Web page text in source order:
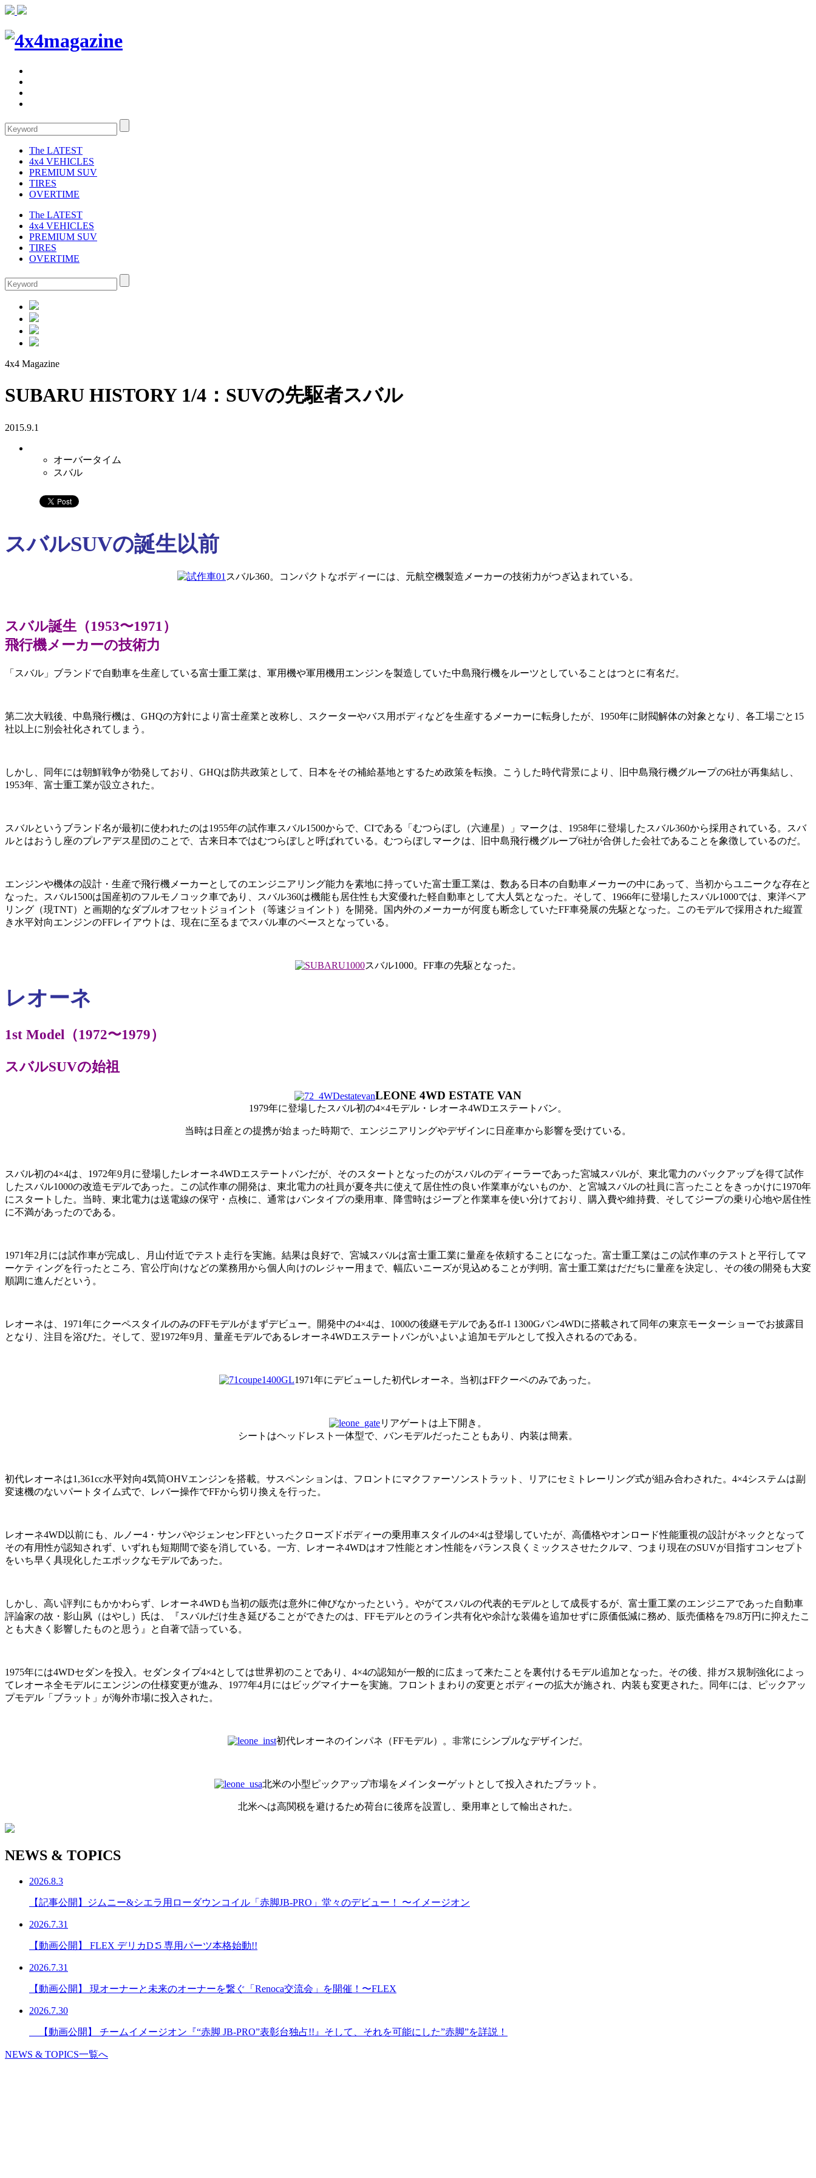
The LATEST
4x4 VEHICLES
PREMIUM SUV
TIRES
OVERTIME
The LATEST
4x4 VEHICLES
PREMIUM SUV
TIRES
OVERTIME
4x4 Magazine
SUBARU HISTORY 1/4：SUVの先駆者スバル
2015.9.1
オーバータイム
スバル
スバルSUVの誕生以前
スバル360。コンパクトなボディーには、元航空機製造メーカーの技術力がつぎ込まれている。
スバル誕生（1953〜1971）
飛行機メーカーの技術力
「スバル」ブランドで自動車を生産している富士重工業は、軍用機や軍用機用エンジンを製造していた中島飛行機をルーツとしていることはつとに有名だ。
第二次大戦後、中島飛行機は、GHQの方針により富士産業と改称し、スクーターやバス用ボディなどを生産するメーカーに転身したが、1950年に財閥解体の対象となり、各工場ごと15
社以上に別会社化されてしまう。
しかし、同年には朝鮮戦争が勃発しており、GHQは防共政策として、日本をその補給基地とするため政策を転換。こうした時代背景により、旧中島飛行機グループの6社が再集結し、
1953年、富士重工業が設立された。
スバルというブランド名が最初に使われたのは1955年の試作車スバル1500からで、CIである「むつらぼし（六連星）」マークは、1958年に登場したスバル360から採用されている。スバ
ルとはおうし座のプレアデス星団のことで、古来日本ではむつらぼしと呼ばれている。むつらぼしマークは、旧中島飛行機グループ6社が合併した会社であることを象徴しているのだ。
エンジンや機体の設計・生産で飛行機メーカーとしてのエンジニアリング能力を素地に持っていた富士重工業は、数ある日本の自動車メーカーの中にあって、当初からユニークな存在と
なった。スバル1500は国産初のフルモノコック車であり、スバル360は機能も居住性も大変優れた軽自動車として大人気となった。そして、1966年に登場したスバル1000では、東洋ベア
リング（現TNT）と画期的なダブルオフセットジョイント（等速ジョイント）を開発。国内外のメーカーが何度も断念していたFF車発展の先駆となった。このモデルで採用された縦置
き水平対向エンジンのFFレイアウトは、現在に至るまでスバル車のベースとなっている。
スバル1000。FF車の先駆となった。
レオーネ
1st Model（1972〜1979）
スバルSUVの始祖
LEONE 4WD ESTATE VAN
1979年に登場したスバル初の4×4モデル・レオーネ4WDエステートバン。
当時は日産との提携が始まった時期で、エンジニアリングやデザインに日産車から影響を受けている。
スバル初の4×4は、1972年9月に登場したレオーネ4WDエステートバンだが、そのスタートとなったのがスバルのディーラーであった宮城スバルが、東北電力のバックアップを得て試作
したスバル1000の改造モデルであった。この試作車の開発は、東北電力の社員が夏冬共に使えて居住性の良い作業車がないものか、と宮城スバルの社員に言ったことをきっかけに1970年
にスタートした。当時、東北電力は送電線の保守・点検に、通常はバンタイプの乗用車、降雪時はジープと作業車を使い分けており、購入費や維持費、そしてジープの乗り心地や居住性
に不満があったのである。
1971年2月には試作車が完成し、月山付近でテスト走行を実施。結果は良好で、宮城スバルは富士重工業に量産を依頼することになった。富士重工業はこの試作車のテストと平行してマ
ーケティングを行ったところ、官公庁向けなどの業務用から個人向けのレジャー用まで、幅広いニーズが見込めることが判明。富士重工業はだだちに量産を決定し、その後の開発も大変
順調に進んだという。
レオーネは、1971年にクーペスタイルのみのFFモデルがまずデビュー。開発中の4×4は、1000の後継モデルであるff-1 1300Gバン4WDに搭載されて同年の東京モーターショーでお披露目
となり、注目を浴びた。そして、翌1972年9月、量産モデルであるレオーネ4WDエステートバンがいよいよ追加モデルとして投入されるのである。
1971年にデビューした初代レオーネ。当初はFFクーペのみであった。
リアゲートは上下開き。
シートはヘッドレスト一体型で、バンモデルだったこともあり、内装は簡素。
初代レオーネは1,361cc水平対向4気筒OHVエンジンを搭載。サスペンションは、フロントにマクファーソンストラット、リアにセミトレーリング式が組み合わされた。4×4システムは副
変速機のないパートタイム式で、レバー操作でFFから切り換えを行った。
レオーネ4WD以前にも、ルノー4・サンパやジェンセンFFといったクローズドボディーの乗用車スタイルの4×4は登場していたが、高価格やオンロード性能重視の設計がネックとなって
その有用性が認知されず、いずれも短期間で姿を消している。一方、レオーネ4WDはオフ性能とオン性能をバランス良くミックスさせたクルマ、つまり現在のSUVが目指すコンセプト
をいち早く具現化したエポックなモデルであった。
しかし、高い評判にもかかわらず、レオーネ4WDも当初の販売は意外に伸びなかったという。やがてスバルの代表的モデルとして成長するが、富士重工業のエンジニアであった自動車
評論家の故・影山夙（はやし）氏は、『スバルだけ生き延びることができたのは、FFモデルとのライン共有化や余計な装備を追加せずに原価低減に務め、販売価格を79.8万円に抑えたこ
とも大きく影響したものと思う』と自著で語っている。
1975年には4WDセダンを投入。セダンタイプ4×4としては世界初のことであり、4×4の認知が一般的に広まって来たことを裏付けるモデル追加となった。その後、排ガス規制強化によっ
てレオーネ全モデルにエンジンの仕様変更が進み、1977年4月にはビッグマイナーを実施。フロントまわりの変更とボディーの拡大が施され、内装も変更された。同年には、ピックアッ
プモデル「ブラット」が海外市場に投入された。
初代レオーネのインパネ（FFモデル）。非常にシンプルなデザインだ。
北米の小型ピックアップ市場をメインターゲットとして投入されたブラット。
北米へは高関税を避けるため荷台に後席を設置し、乗用車として輸出された。
NEWS & TOPICS
2026.8.3
【記事公開】ジムニー&シエラ用ローダウンコイル「赤脚JB-PRO」堂々のデビュー！ 〜イメージオン
2026.7.31
【動画公開】 FLEX デリカD∶5 専用パーツ本格始動!!
2026.7.31
【動画公開】 現オーナーと未来のオーナーを繋ぐ「Renoca交流会」を開催！〜FLEX
2026.7.30
【動画公開】 チームイメージオン『“赤脚 JB-PRO”表彰台独占!!』そして、それを可能にした”赤脚”を詳説！
NEWS & TOPICS一覧へ